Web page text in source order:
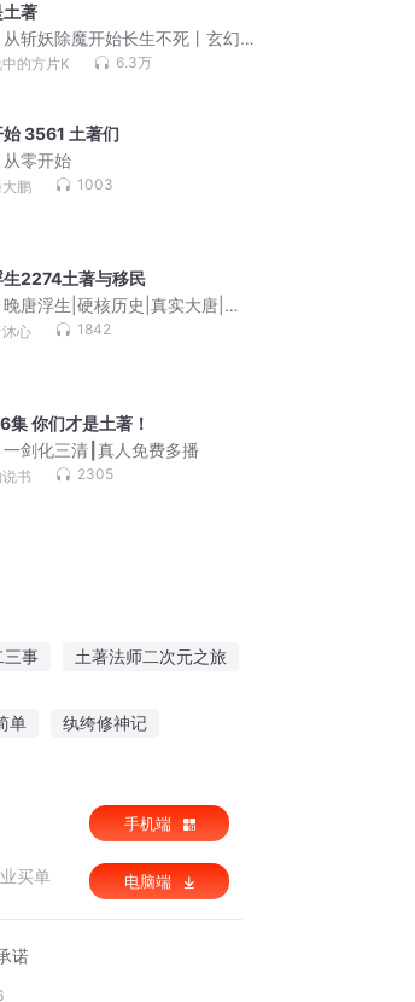
土著
从斩妖除魔开始长生不死丨玄幻
爽文丨多人有声剧
的方片K 6.3万
始 3561 土著们
从零开始
鹏 1003
生2274土著与移民
晚唐浮生|硬核历史|真实大唐|乱
|VIP免费
心 1842
集 你们才是土著！
一剑化三清┃真人免费多播
书 2305
三事 土著法师二次元之旅
单 纨绔修神记
买单
手机端
电脑端
诺